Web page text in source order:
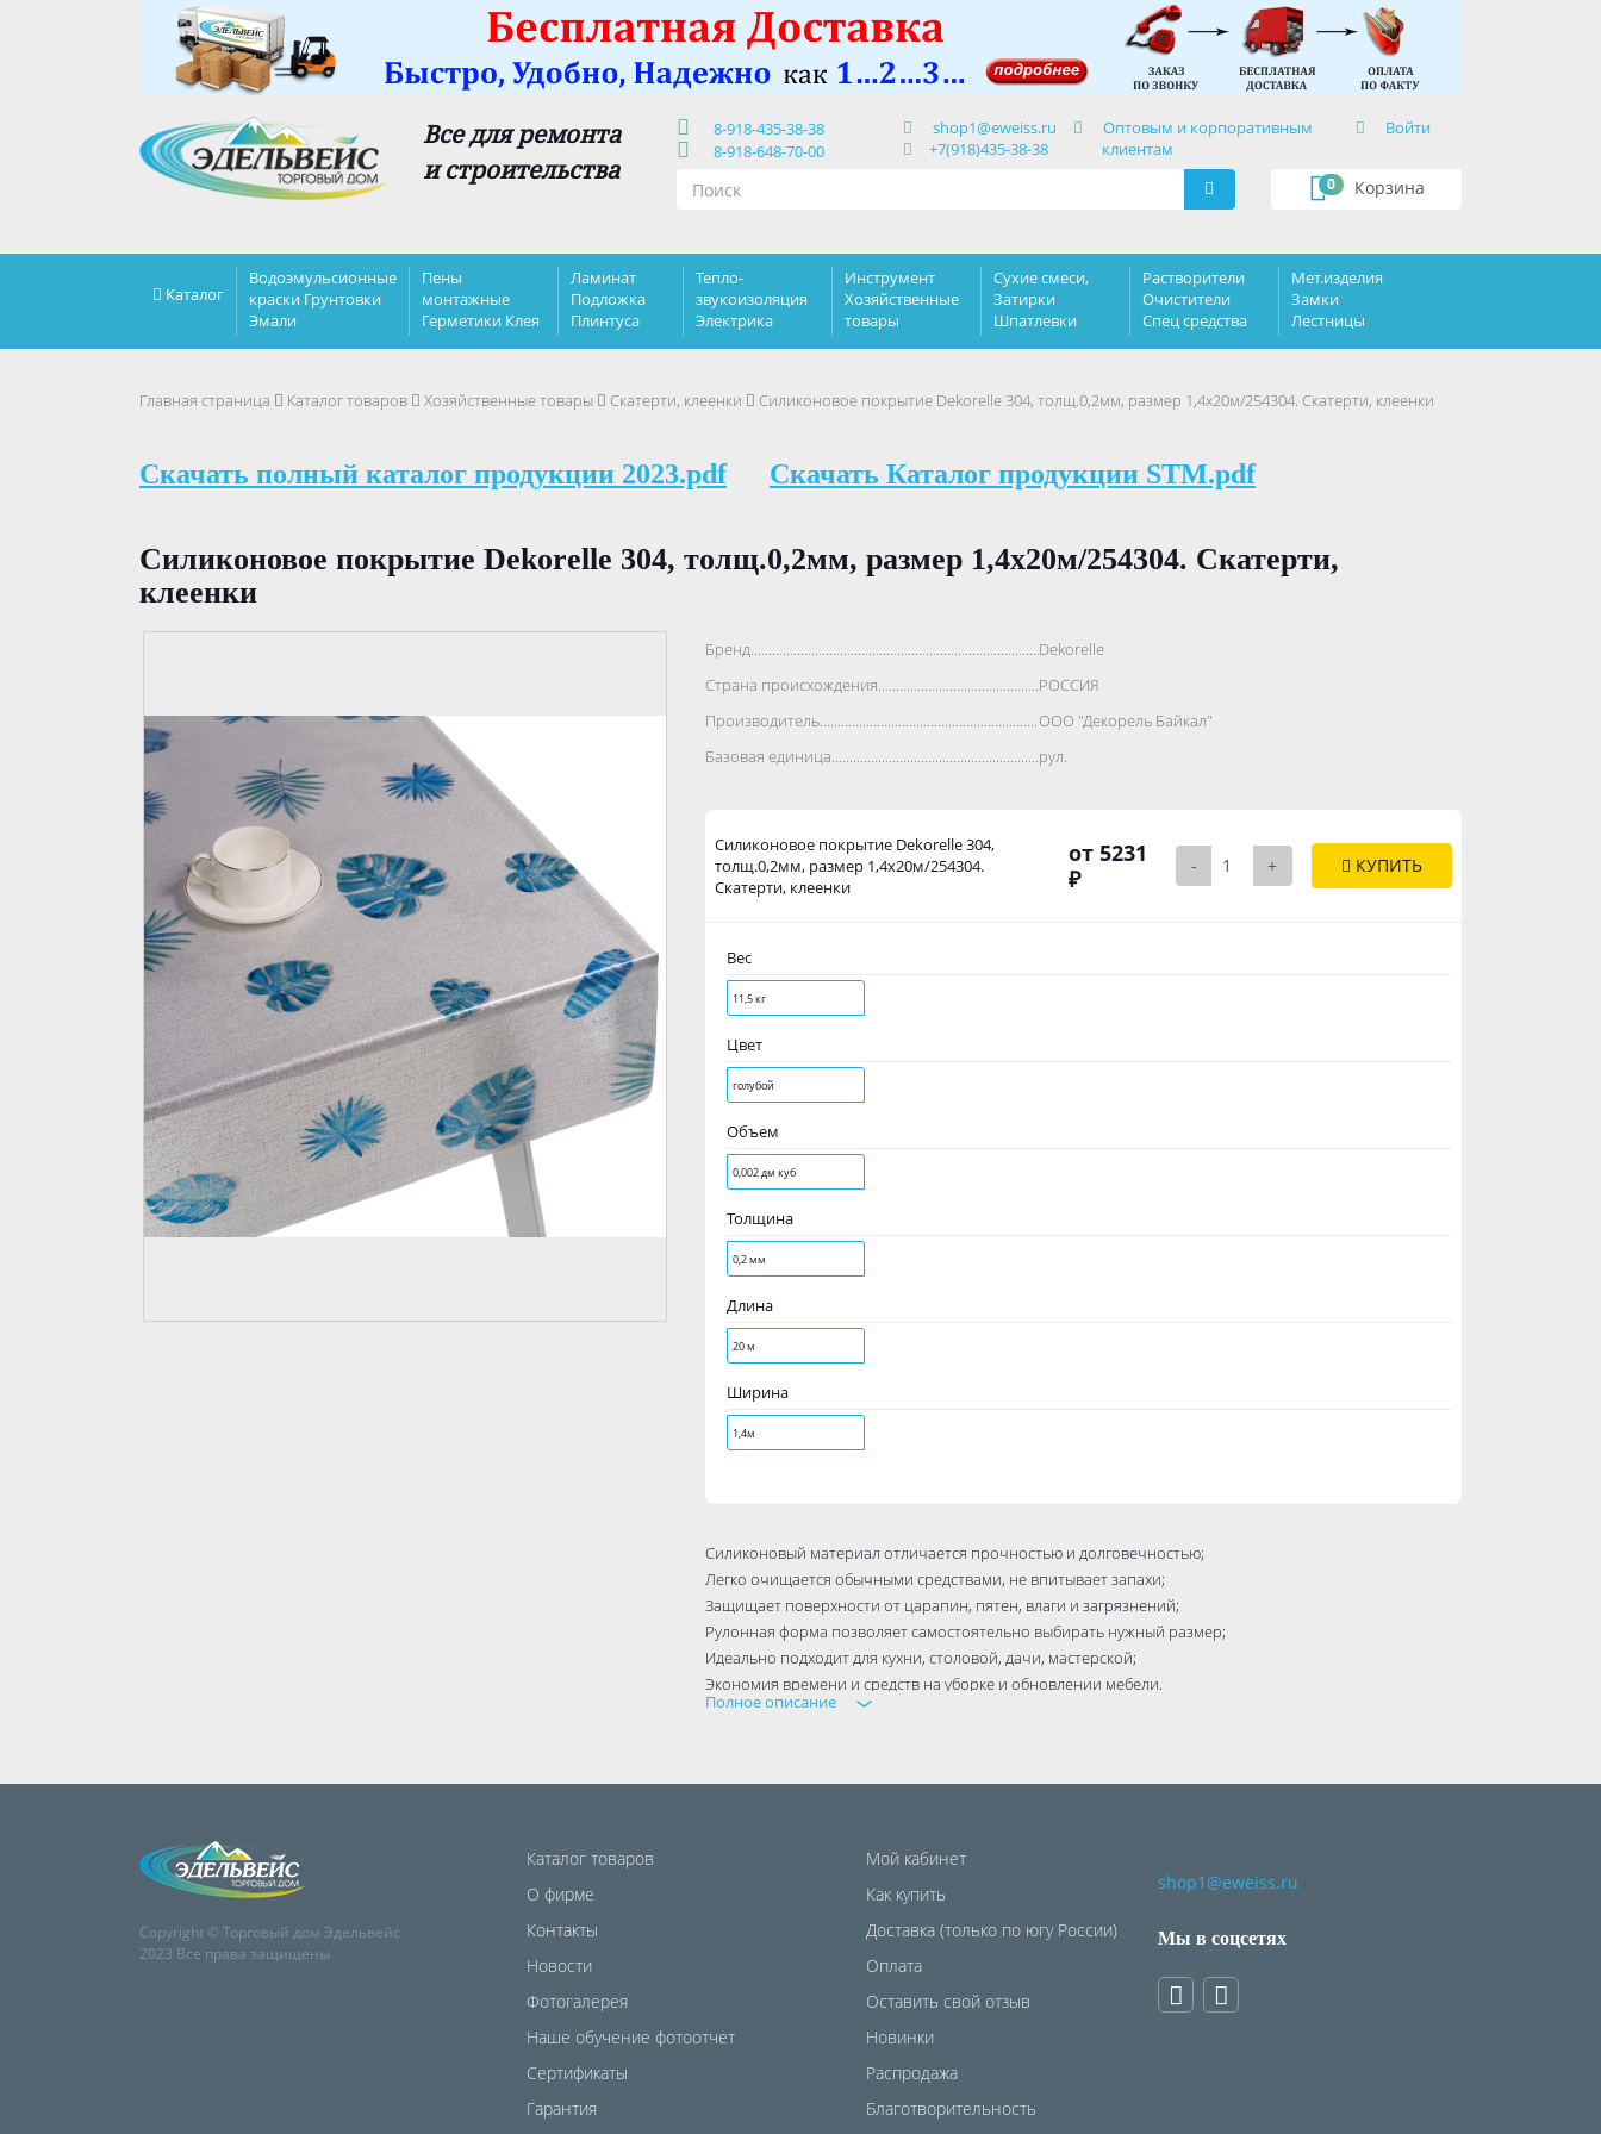
Все для ремонта
и строительства
8-918-435-38-38
8-918-648-70-00
shop1@eweiss.ru
+7(918)435-38-38
Оптовым и корпоративным
клиентам
Войти
Корзина
0
Каталог
Водоэмульсионные
краски Грунтовки
Эмали
Пены
монтажные
Герметики Клея
Ламинат
Подложка
Плинтуса
Тепло-
звукоизоляция
Электрика
Инструмент
Хозяйственные
товары
Сухие смеси,
Затирки
Шпатлевки
Растворители
Очистители
Спец средства
Мет.изделия
Замки
Лестницы
Главная страница Каталог товаров Хозяйственные товары Скатерти, клеенки Силиконовое покрытие Dekorelle 304, толщ.0,2мм, размер 1,4x20м/254304. Скатерти, клеенки
Скачать полный каталог продукции 2023.pdf Скачать Каталог продукции STM.pdf
Силиконовое покрытие Dekorelle 304, толщ.0,2мм, размер 1,4x20м/254304. Скатерти,
клеенки
Бренд..................................................................................Dekorelle
Страна происхождения..................................................................................
РОССИЯ
Производитель..................................................................................ООО "Декорель Байкал"
Базовая единица..................................................................................
рул.
Силиконовое покрытие Dekorelle 304,
толщ.0,2мм, размер 1,4x20м/254304.
Скатерти, клеенки
от 5231
₽
- + КУПИТЬ
Вес
11,5 кг
Цвет
голубой
Объем
0,002 дм куб
Толщина
0,2 мм
Длина
20 м
Ширина
1,4м
Силиконовый материал отличается прочностью и долговечностью;
Легко очищается обычными средствами, не впитывает запахи;
Защищает поверхности от царапин, пятен, влаги и загрязнений;
Рулонная форма позволяет самостоятельно выбирать нужный размер;
Идеально подходит для кухни, столовой, дачи, мастерской;
Экономия времени и средств на уборке и обновлении мебели.
Полное описание
Copyright © Торговый дом Эдельвейс
2023 Все права защищены
Каталог товаров
О фирме
Контакты
Новости
Фотогалерея
Наше обучение фотоотчет
Сертификаты
Гарантия
Мой кабинет
Как купить
Доставка (только по югу России)
Оплата
Оставить свой отзыв
Новинки
Распродажа
Благотворительность
shop1@eweiss.ru
Мы в соцсетях